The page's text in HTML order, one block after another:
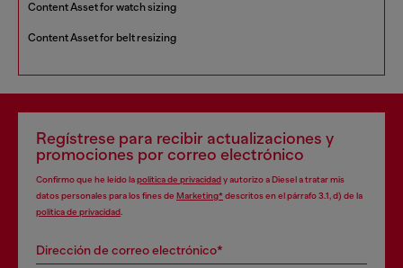
Content Asset for watch sizing
Content Asset for belt resizing
Regístrese para recibir actualizaciones y
promociones por correo electrónico
Confirmo que he leído lapolítica de privacidady autorizo a Diesel a tratar mis
datos personales para los fines de Marketing*descritos en el párrafo 3.1, d) de la
política de privacidad
Dirección de correo electrónico*